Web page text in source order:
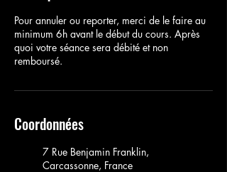
Pour annuler ou reporter, merci de le faire au
minimum 6h avant le début du cours. Après
quoi votre séance sera débité et non
remboursé.
Coordonnées
7 Rue Benjamin Franklin,
Carcassonne, France